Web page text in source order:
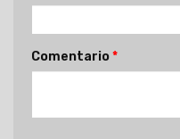
Comentario